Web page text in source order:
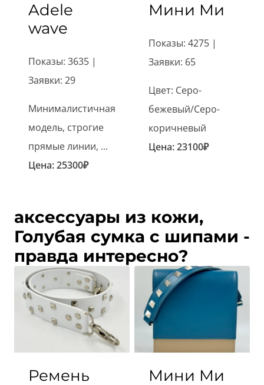
Adele
wave
Показы: 3635 |
Заявки: 29
Минималистичная
модель, строгие
прямые линии, ...
Цена:25300₽
Мини Ми
Показы: 4275 |
Заявки: 65
Цвет: Серо-
бежевый/Серо-
коричневый
Цена:23100₽
аксессуары из кожи,
Голубая сумка с шипами -
правда интересно?
Ремень
Мини Ми